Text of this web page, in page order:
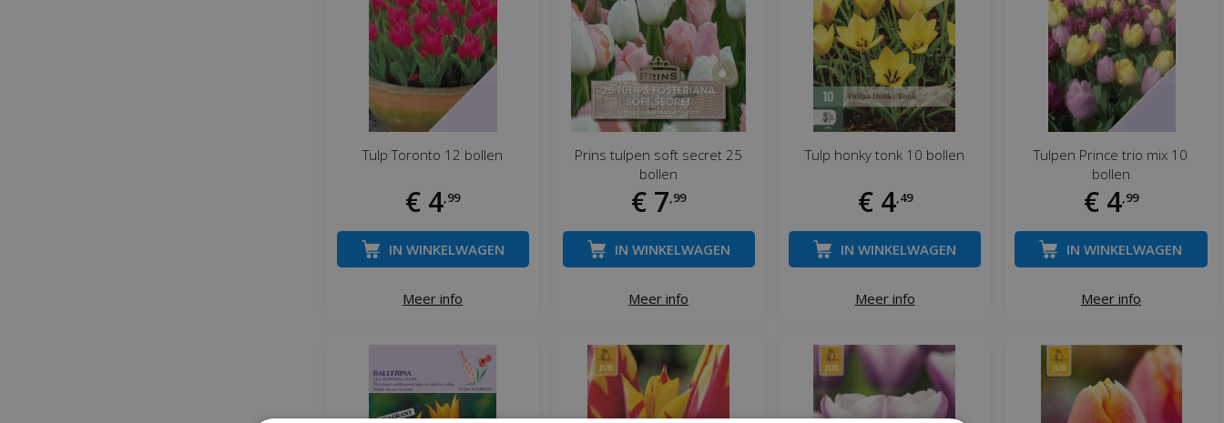
Tulp Toronto 12 bollen
€ 4 99
Meer info
IN WINKELWAGEN
Prins tulpen soft secret 25
bollen
€ 7 99
Meer info
IN WINKELWAGEN
Tulp honky tonk 10 bollen
€ 4 49
Meer info
IN WINKELWAGEN
Tulpen Prince trio mix 10
bollen
€ 4 99
Meer info
IN WINKELWAGEN